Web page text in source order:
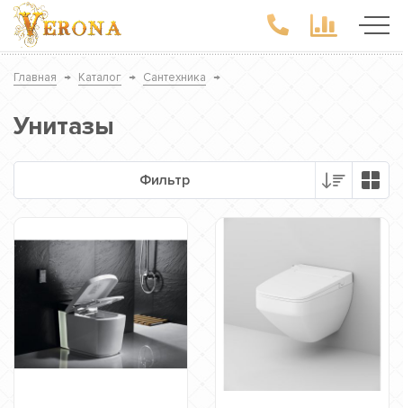
Главная → Каталог → Сантехника →
Унитазы
Фильтр